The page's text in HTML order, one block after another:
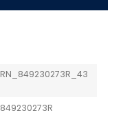
RN_849230273R_43
849230273R